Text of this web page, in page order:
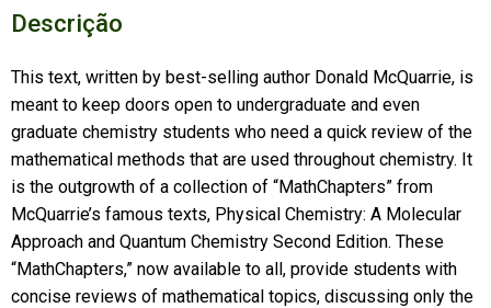
Descrição
This text, written by best-selling author Donald McQuarrie, is
meant to keep doors open to undergraduate and even
graduate chemistry students who need a quick review of the
mathematical methods that are used throughout chemistry. It
is the outgrowth of a collection of “MathChapters” from
McQuarrie’s famous texts, Physical Chemistry: A Molecular
Approach and Quantum Chemistry Second Edition. These
“MathChapters,” now available to all, provide students with
concise reviews of mathematical topics, discussing only the